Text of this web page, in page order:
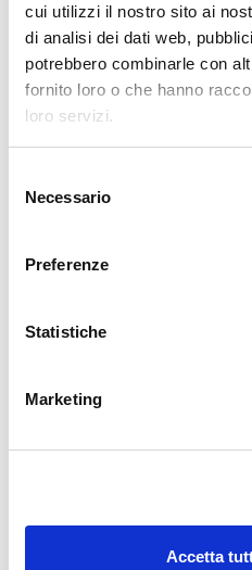
cui utilizzi il nostro sito ai
di analisi dei dati web,
potrebbero combinarle con
fornito loro o che hanno
loro servizi.
Necessario
Preferenze
Statistiche
Marketing
Accetta
CATEGORIE